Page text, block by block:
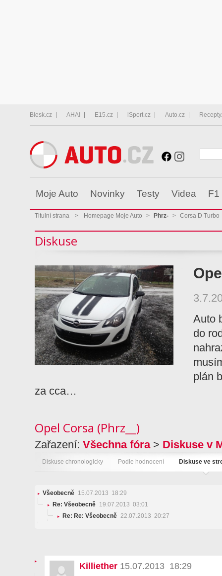
Blesk.cz AHA! E15.cz iSport.cz Auto.cz
Moje Auto Novinky Testy Videa F1
Titulní strana > Homepage Moje Auto > Phrz- > Corsa D Turbo
Diskuse
Auto
do
plán
za cca…
Opel Corsa (Phrz__)
Zařazení: Všechna fóra> Diskuse v
Diskuse chronologicky Podle hodnocení Diskuse ve
Všeobecně 15.07.2013 18:29
Re: Všeobecně 19.07.2013 03:01
Re: Re: Všeobecně 22.07.2013 20:27
Killiether 15.07.2013 18:29